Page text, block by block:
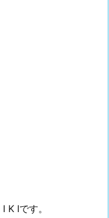
K Iです。